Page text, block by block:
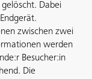
Dabei
zwischen zwei
werden
Besucher:in
Die